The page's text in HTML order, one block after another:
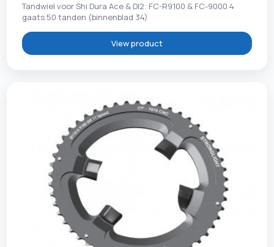
Tandwiel voor Shi Dura Ace & DI2: FC-R9100 & FC-9000 4
gaats 50 tanden (binnenblad 34)
View product